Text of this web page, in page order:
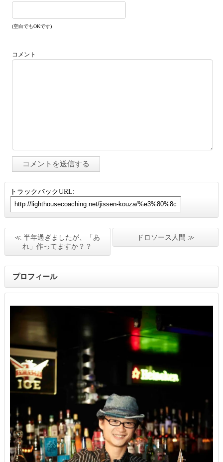
(空白でもOKです)
コメント
トラックバックURL:
≪ 半年過ぎましたが、「あ
れ」作ってますか？？
ドロソース人間 ≫
プロフィール